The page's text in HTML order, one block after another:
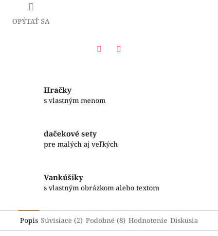
OPÝTAŤ SA
Hračky
s vlastným menom
dačekové sety
pre malých aj veľkých
Vankúšiky
s vlastným obrázkom alebo textom
Popis Súvisiace (2) Podobné (8) Hodnotenie Diskusia